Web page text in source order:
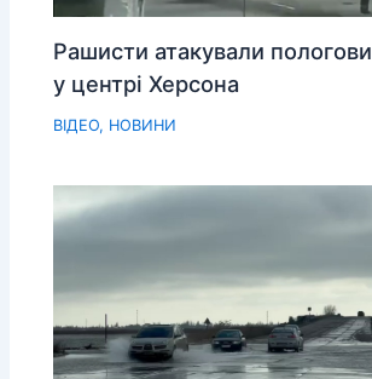
Рашисти атакували
у центрі Херсона
ВІДЕО, НОВИНИ